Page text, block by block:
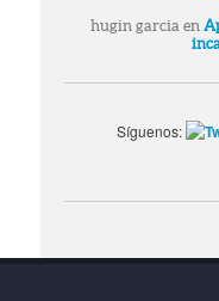
hugin garcia en
Síguenos: